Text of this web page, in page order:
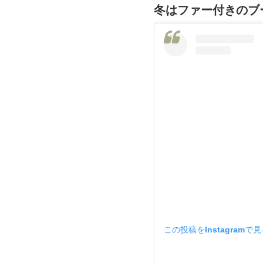
冬はファー付きの
この投稿をInstagramで見